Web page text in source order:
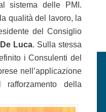
sistema delle PMI.
qualità del lavoro, la
del Consiglio
Luca. Sulla stessa
i Consulenti del
nell’applicazione
della